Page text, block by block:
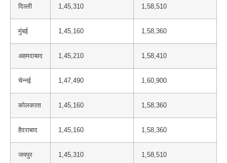
दिल्ली 1,45,310 1,58,510
मुंबई 1,45,160 1,58,360
अहमदाबाद 1,45,210 1,58,410
चेन्नई 1,47,490 1,60,900
कोलकाता 1,45,160 1,58,360
हैदराबाद 1,45,160 1,58,360
जयपुर 1,45,310 1,58,510